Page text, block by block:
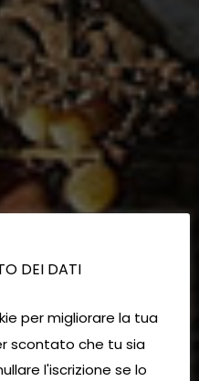
DEI DATI
per migliorare la tua
scontato che tu sia
l'iscrizione se lo